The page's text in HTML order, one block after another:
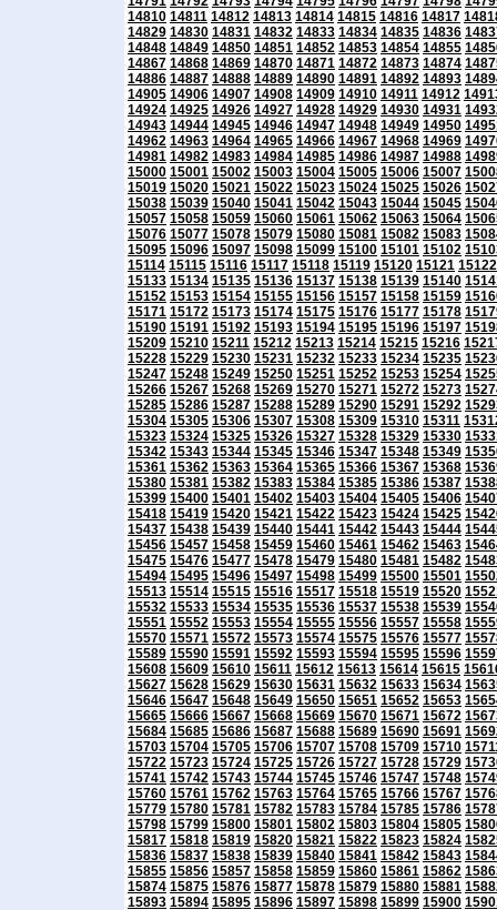
14810 14811 14812 14813 14814 14815 14816 14817
14829 14830 14831 14832 14833 14834 14835 14836
14848 14849 14850 14851 14852 14853 14854 14855
14867 14868 14869 14870 14871 14872 14873 14874
14886 14887 14888 14889 14890 14891 14892 14893
14905 14906 14907 14908 14909 14910 14911 14912
14924 14925 14926 14927 14928 14929 14930 14931
14943 14944 14945 14946 14947 14948 14949 14950
14962 14963 14964 14965 14966 14967 14968 14969
14981 14982 14983 14984 14985 14986 14987 14988
15000 15001 15002 15003 15004 15005 15006 15007
15019 15020 15021 15022 15023 15024 15025 15026
15038 15039 15040 15041 15042 15043 15044 15045
15057 15058 15059 15060 15061 15062 15063 15064
15076 15077 15078 15079 15080 15081 15082 15083
15095 15096 15097 15098 15099 15100 15101 15102
15114 15115 15116 15117 15118 15119 15120 15121 15122
15133 15134 15135 15136 15137 15138 15139 15140
15152 15153 15154 15155 15156 15157 15158 15159
15171 15172 15173 15174 15175 15176 15177 15178
15190 15191 15192 15193 15194 15195 15196 15197
15209 15210 15211 15212 15213 15214 15215 15216
15228 15229 15230 15231 15232 15233 15234 15235
15247 15248 15249 15250 15251 15252 15253 15254
15266 15267 15268 15269 15270 15271 15272 15273
15285 15286 15287 15288 15289 15290 15291 15292
15304 15305 15306 15307 15308 15309 15310 15311
15323 15324 15325 15326 15327 15328 15329 15330
15342 15343 15344 15345 15346 15347 15348 15349
15361 15362 15363 15364 15365 15366 15367 15368
15380 15381 15382 15383 15384 15385 15386 15387
15399 15400 15401 15402 15403 15404 15405 15406
15418 15419 15420 15421 15422 15423 15424 15425
15437 15438 15439 15440 15441 15442 15443 15444
15456 15457 15458 15459 15460 15461 15462 15463
15475 15476 15477 15478 15479 15480 15481 15482
15494 15495 15496 15497 15498 15499 15500 15501
15513 15514 15515 15516 15517 15518 15519 15520
15532 15533 15534 15535 15536 15537 15538 15539
15551 15552 15553 15554 15555 15556 15557 15558
15570 15571 15572 15573 15574 15575 15576 15577
15589 15590 15591 15592 15593 15594 15595 15596
15608 15609 15610 15611 15612 15613 15614 15615
15627 15628 15629 15630 15631 15632 15633 15634
15646 15647 15648 15649 15650 15651 15652 15653
15665 15666 15667 15668 15669 15670 15671 15672
15684 15685 15686 15687 15688 15689 15690 15691
15703 15704 15705 15706 15707 15708 15709 15710
15722 15723 15724 15725 15726 15727 15728 15729
15741 15742 15743 15744 15745 15746 15747 15748
15760 15761 15762 15763 15764 15765 15766 15767
15779 15780 15781 15782 15783 15784 15785 15786
15798 15799 15800 15801 15802 15803 15804 15805
15817 15818 15819 15820 15821 15822 15823 15824
15836 15837 15838 15839 15840 15841 15842 15843
15855 15856 15857 15858 15859 15860 15861 15862
15874 15875 15876 15877 15878 15879 15880 15881
15893 15894 15895 15896 15897 15898 15899 15900